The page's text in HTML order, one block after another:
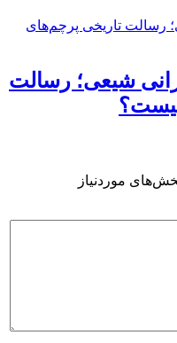
شیعی؛ رسالت
موردنیاز